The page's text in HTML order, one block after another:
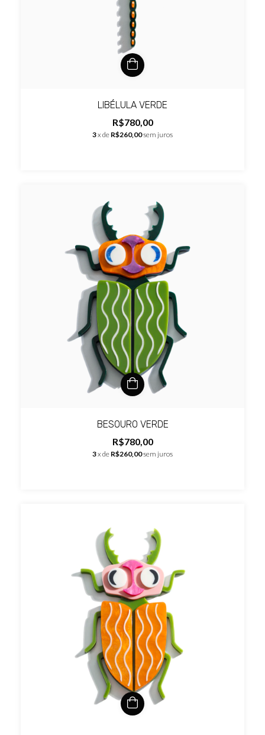
LIBÉLULA VERDE
R$780,00
3x de R$260,00sem juros
BESOURO VERDE
R$780,00
3x de R$260,00sem juros